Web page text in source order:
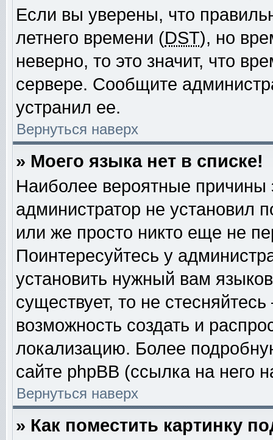
Если вы уверены, что
летнего времени (DST), но
неверно, то это значит, что
сервере. Сообщите
устранил ее.
Вернуться наверх
» Моего языка нет в списке!
Наиболее вероятные причины
администратор не установил
или же просто никто еще не
Поинтересуйтесь у
установить нужный вам
существует, то не
возможность создать и
локализацию. Более
сайте phpBB (ссылка на него
Вернуться наверх
» Как поместить картинку